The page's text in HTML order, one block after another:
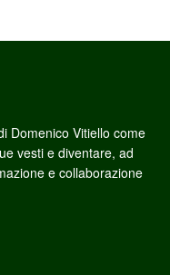
Domenico Vitiello come
vesti e diventare, ad
e collaborazione